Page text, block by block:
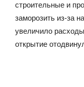
строительные и
заморозить из-за
увеличило
открытие